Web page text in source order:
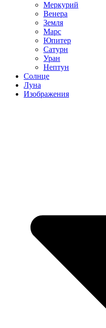
Меркурий
Венера
Земля
Марс
Юпитер
Сатурн
Уран
Нептун
Солнце
Луна
Изображения